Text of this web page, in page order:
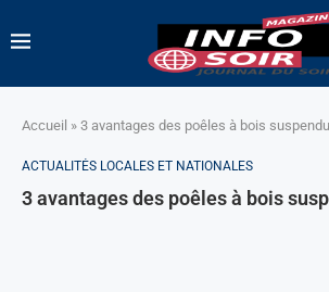
Accueil » 3 avantages des poêles à bois
ACTUALITÉS LOCALES ET NATIONALES
3 avantages des poêles à bois